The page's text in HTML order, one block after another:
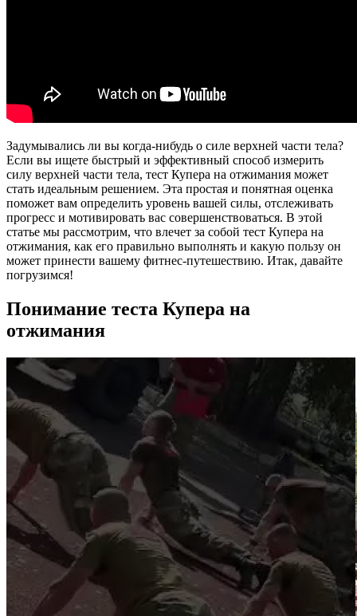
Задумывались ли вы когда-нибудь о силе верхней части тела?
Если вы ищете быстрый и эффективный способ измерить
силу верхней части тела, тест Купера на отжимания может
стать идеальным решением. Эта простая и понятная оценка
поможет вам определить уровень вашей силы, отслеживать
прогресс и мотивировать вас совершенствоваться. В этой
статье мы рассмотрим, что влечет за собой тест Купера на
отжимания, как его правильно выполнять и какую пользу он
может принести вашему фитнес-путешествию. Итак, давайте
погрузимся!
Понимание теста Купера на
отжимания